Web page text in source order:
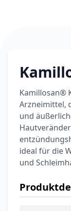
Kamillosan®
Arzneimittel,
und
ideal für die
und